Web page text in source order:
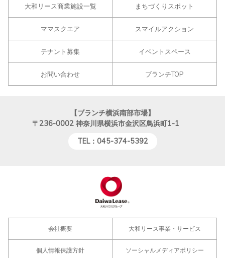
大和リース商業施設一覧 まちづくりスポット
ママスクエア スマイルアクション
テナント募集 イベントスペース
お問い合わせ ブランチTOP
【ブランチ横浜南部市場】
〒236-0002 神奈川県横浜市金沢区鳥浜町1-1
TEL：045-374-5392
会社概要 大和リース事業・サービス
個人情報保護方針 ソーシャルメディアポリシー